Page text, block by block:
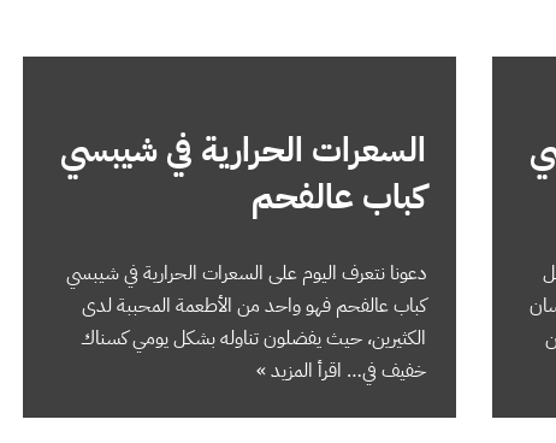
السعرات الحرارية في شيبسي
كباب عالفحم
دعونا نتعرف اليوم على السعرات الحرارية في شيبسي
كباب عالفحم فهو واحد من الأطعمة المحببة لدى
الكثيرين، حيث يفضلون تناوله بشكل يومي كسناك
خفيف في… اقرأ المزيد »